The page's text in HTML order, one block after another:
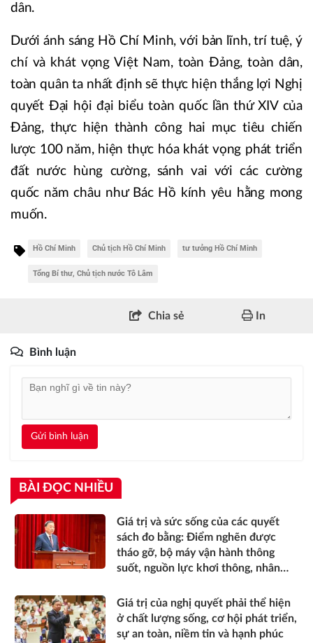
dân.
Dưới ánh sáng Hồ Chí Minh, với bản lĩnh, trí tuệ, ý
chí và khát vọng Việt Nam, toàn Đảng, toàn dân,
toàn quân ta nhất định sẽ thực hiện thắng lợi Nghị
quyết Đại hội đại biểu toàn quốc lần thứ XIV của
Đảng, thực hiện thành công hai mục tiêu chiến
lược 100 năm, hiện thực hóa khát vọng phát triển
đất nước hùng cường, sánh vai với các cường
quốc năm châu như Bác Hồ kính yêu hằng mong
muốn.
Hồ Chí Minh Chủ tịch Hồ Chí Minh tư tưởng Hồ Chí Minh
Tổng Bí thư, Chủ tịch nước Tô Lâm
Chia sẻ In
Bình luận
Gửi bình luận
BÀI ĐỌC NHIỀU
Giá trị và sức sống của các quyết
sách đo bằng: Điểm nghẽn được
tháo gỡ, bộ máy vận hành thông
suốt, nguồn lực khơi thông, nhân
hơn*
Giá trị của nghị quyết phải thể hiện
ở chất lượng sống, cơ hội phát triển,
sự an toàn, niềm tin và hạnh phúc